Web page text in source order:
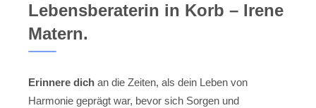
Lebensberaterin in Korb – Irene
Matern.
Erinnere dich an die Zeiten, als dein Leben von
Harmonie geprägt war, bevor sich Sorgen und